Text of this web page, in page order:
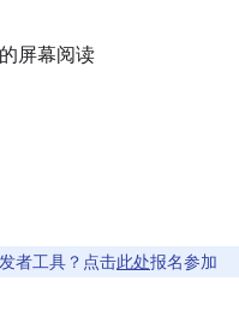
屏幕阅读
者工具？点击此处报名参加